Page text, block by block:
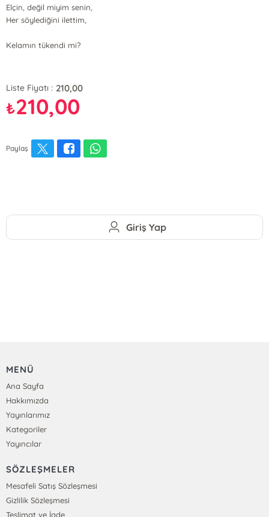
Elçin, değil miyim senin,
Her söylediğini ilettim,
Kelamın tükendi mi?
Liste Fiyatı : 210,00
₺210,00
Paylaş
Giriş Yap
MENÜ
Ana Sayfa
Hakkımızda
Yayınlarımız
Kategoriler
Yayıncılar
SÖZLEŞMELER
Mesafeli Satış Sözleşmesi
Gizlilik Sözleşmesi
Teslimat ve İade